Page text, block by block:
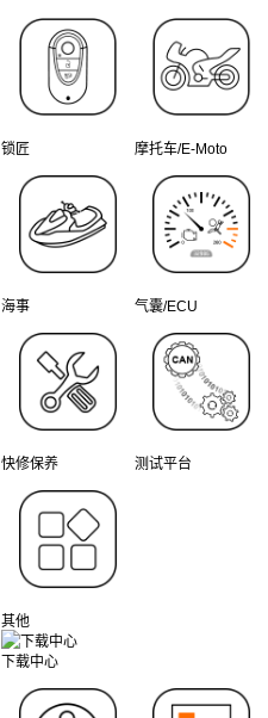
锁匠 摩托车/E-Moto
海事 气囊/ECU
快修保养 测试平台
其他
下载中心